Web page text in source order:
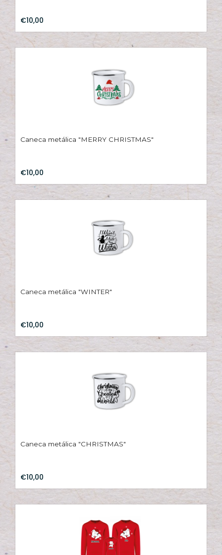
€10,00
Caneca metálica "MERRY CHRISTMAS"
€10,00
Caneca metálica "WINTER"
€10,00
Caneca metálica "CHRISTMAS"
€10,00